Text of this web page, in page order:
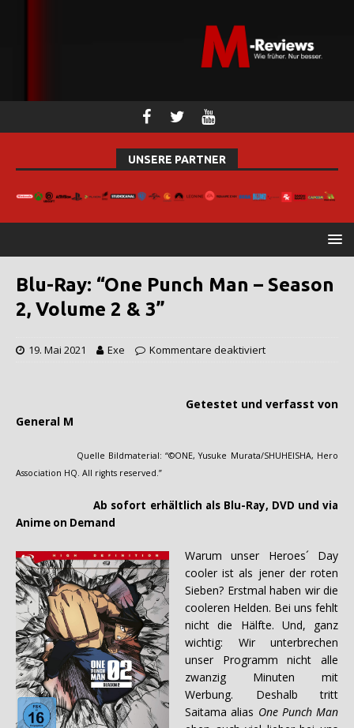
UNSERE PARTNER
Blu-Ray: “One Punch Man – Season
2, Volume 2 & 3”
19. Mai 2021 Exe Kommentare deaktiviert
Getestet und verfasst von
General M
Quelle Bildmaterial: “©ONE, Yusuke Murata/SHUHEISHA, Hero
Association HQ. All rights reserved.”
Ab sofort erhältlich als Blu-Ray, DVD und via
Anime on Demand
Warum unser Heroes´ Day
cooler ist als jener der roten
Sieben? Erstmal haben wir die
cooleren Helden. Bei uns fehlt
nicht die Hälfte. Und, ganz
wichtig: Wir unterbrechen
unser Programm nicht alle
zwanzig Minuten mit
Werbung. Deshalb tritt
Saitama alias One Punch Man